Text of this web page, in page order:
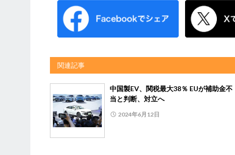
関連記事
中国製EV、関税最大38％ EUが補助金不
当と判断、対立へ
2024年6月12日